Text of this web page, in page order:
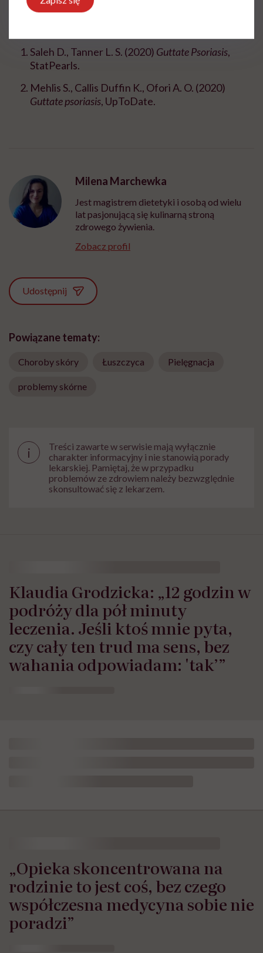
Saleh D., Tanner L. S. (2020) Guttate Psoriasis,
StatPearls.
Mehlis S., Callis Duffin K., Ofori A. O. (2020)
Guttate psoriasis, UpToDate.
Milena Marchewka
Jest magistrem dietetyki i osobą od wielu
lat pasjonującą się kulinarną stroną
zdrowego żywienia.
Zobacz profil
Udostępnij
Powiązane tematy:
Choroby skóry Łuszczyca Pielęgnacja
problemy skórne
i
Treści zawarte w serwisie mają wyłącznie
charakter informacyjny i nie stanowią porady
lekarskiej. Pamiętaj, że w przypadku
problemów ze zdrowiem należy bezwzględnie
skonsultować się z lekarzem.
Klaudia Grodzicka: „12 godzin w
podróży dla pół minuty
leczenia. Jeśli ktoś mnie pyta,
czy cały ten trud ma sens, bez
wahania odpowiadam: 'tak’”
„Opieka skoncentrowana na
rodzinie to jest coś, bez czego
współczesna medycyna sobie nie
poradzi”